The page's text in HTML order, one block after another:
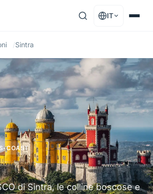
IT
Sintra
COAST
di Sintra, le colline boscose e